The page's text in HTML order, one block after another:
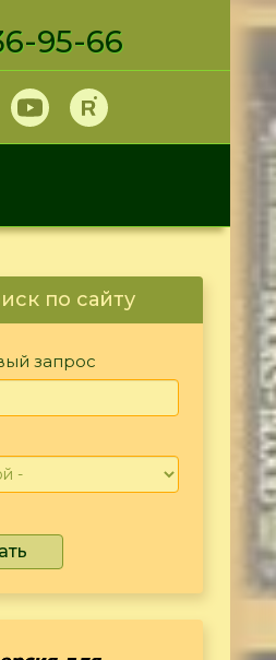
95-66
по сайту
запрос